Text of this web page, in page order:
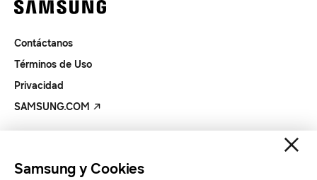
Contáctanos
Términos de Uso
Privacidad
SAMSUNG.COM
Samsung y Cookies